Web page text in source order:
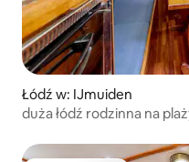
Łódź w: IJmuiden
duża łódź rodzinna na